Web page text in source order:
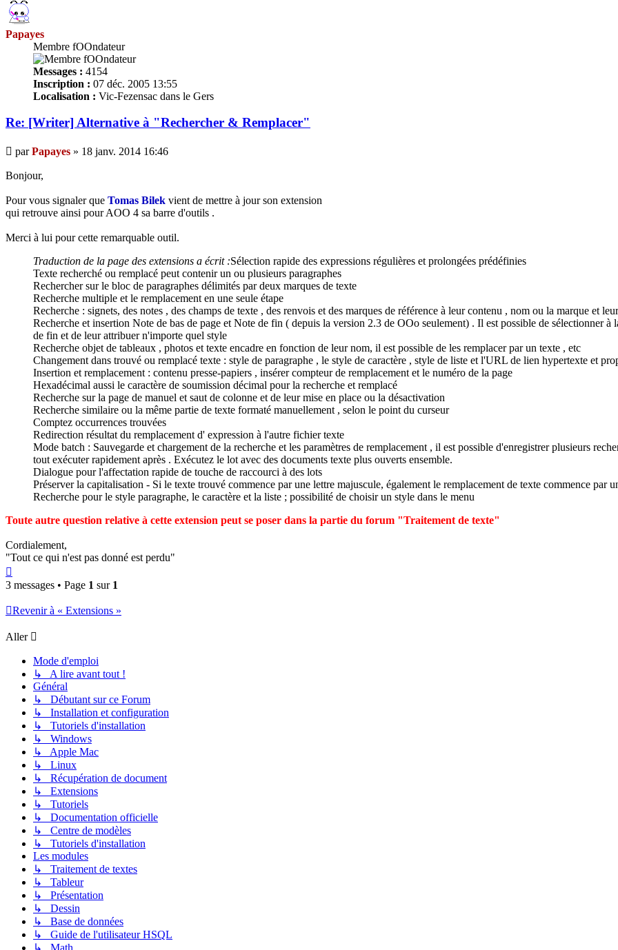
Papayes
Membre fOOndateur
Messages : 4154
Inscription : 07 déc. 2005 13:55
Localisation : Vic-Fezensac dans le Gers
Re: [Writer] Alternative à "Rechercher & Remplacer"
Message
parPapayes » 18 janv. 2014 16:46
Bonjour,
Pour vous signaler que Tomas Bilek vient de mettre à jour son extension
qui retrouve ainsi pour AOO 4 sa barre d'outils .
Merci à lui pour cette remarquable outil.
Traduction de la page des extensions a écrit :Sélection rapide des expressions régulières et prolongées prédéfinies
Texte recherché ou remplacé peut contenir un ou plusieurs paragraphes
Rechercher sur le bloc de paragraphes délimités par deux marques de texte
Recherche multiple et le remplacement en une seule étape
Recherche : signets, des notes , des champs de texte , des renvois et des marques de référence à leur contenu , nom ou la marque et
Recherche et insertion Note de bas de page et Note de fin ( depuis la version 2.3 de OOo seulement) . Il est possible de sélectionner à
de fin et de leur attribuer n'importe quel style
Recherche objet de tableaux , photos et texte encadre en fonction de leur nom, il est possible de les remplacer par un texte , etc
Changement dans trouvé ou remplacé texte : style de paragraphe , le style de caractère , style de liste et l'URL de lien hypertexte et
Insertion et remplacement : contenu presse-papiers , insérer compteur de remplacement et le numéro de la page
Hexadécimal aussi le caractère de soumission décimal pour la recherche et remplacé
Recherche sur la page de manuel et saut de colonne et de leur mise en place ou la désactivation
Recherche similaire ou la même partie de texte formaté manuellement , selon le point du curseur
Comptez occurrences trouvées
Redirection résultat du remplacement d' expression à l'autre fichier texte
Mode batch : Sauvegarde et chargement de la recherche et les paramètres de remplacement , il est possible d'enregistrer plusieurs
tout exécuter rapidement après . Exécutez le lot avec des documents texte plus ouverts ensemble.
Dialogue pour l'affectation rapide de touche de raccourci à des lots
Préserver la capitalisation - Si le texte trouvé commence par une lettre majuscule, également le remplacement de texte commence par
Recherche pour le style paragraphe, le caractère et la liste ; possibilité de choisir un style dans le menu
Toute autre question relative à cette extension peut se poser dans la partie du forum "Traitement de texte"
Cordialement,
"Tout ce qui n'est pas donné est perdu"
3 messages • Page 1 sur 1
Revenir à « Extensions »
Aller
Mode d'emploi
↳ A lire avant tout !
Général
↳ Débutant sur ce Forum
↳ Installation et configuration
↳ Tutoriels d'installation
↳ Windows
↳ Apple Mac
↳ Linux
↳ Récupération de document
↳ Extensions
↳ Tutoriels
↳ Documentation officielle
↳ Centre de modèles
↳ Tutoriels d'installation
Les modules
↳ Traitement de textes
↳ Tableur
↳ Présentation
↳ Dessin
↳ Base de données
↳ Guide de l'utilisateur HSQL